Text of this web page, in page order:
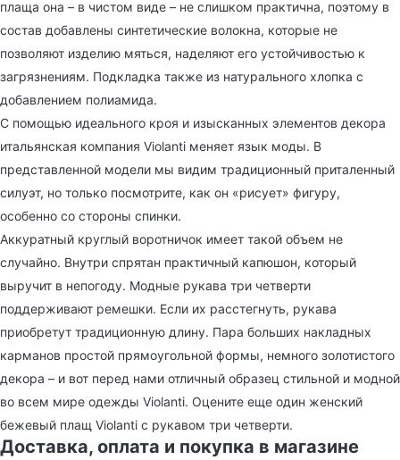
плаща она – в чистом виде – не слишком практична, поэтому в
состав добавлены синтетические волокна, которые не
позволяют изделию мяться, наделяют его устойчивостью к
загрязнениям. Подкладка также из натурального хлопка с
добавлением полиамида.
С помощью идеального кроя и изысканных элементов декора
итальянская компания Violanti меняет язык моды. В
представленной модели мы видим традиционный приталенный
силуэт, но только посмотрите, как он «рисует» фигуру,
особенно со стороны спинки.
Аккуратный круглый воротничок имеет такой объем не
случайно. Внутри спрятан практичный капюшон, который
выручит в непогоду. Модные рукава три четверти
поддерживают ремешки. Если их расстегнуть, рукава
приобретут традиционную длину. Пара больших накладных
карманов простой прямоугольной формы, немного золотистого
декора – и вот перед нами отличный образец стильной и модной
во всем мире одежды Violanti. Оцените еще один женский
бежевый плащ Violanti с рукавом три четверти.
Доставка, оплата и покупка в магазине